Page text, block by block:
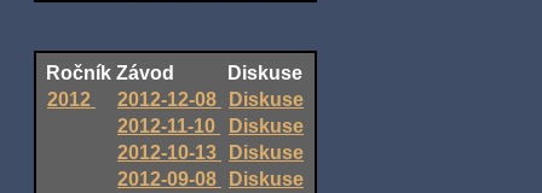
Ročník Závod
Diskuse
2012
2012-12-08
Diskuse
2012-11-10
Diskuse
2012-10-13
Diskuse
2012-09-08
Diskuse